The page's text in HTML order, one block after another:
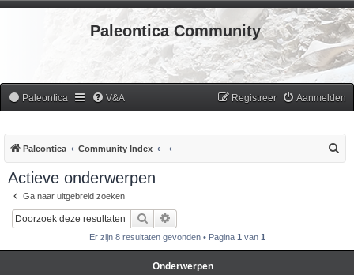
Paleontica Community
Paleontica V&A Aanmelden
Registreer
Paleontica Community Index
Actieve onderwerpen
Ga naar uitgebreid zoeken
Zoek
Er zijn 8 resultaten gevonden • Pagina 1 van 1
Onderwerpen